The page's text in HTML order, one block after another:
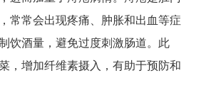
常常会出现疼痛、肿胀和出血等症
饮酒量，避免过度刺激肠道。此
，增加纤维素摄入，有助于预防和